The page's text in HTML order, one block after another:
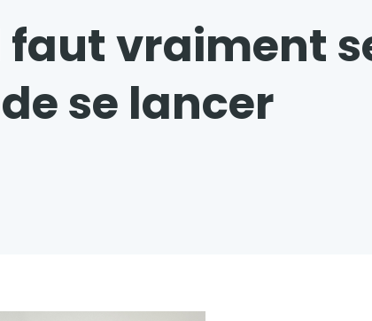
faut vraiment
se lancer